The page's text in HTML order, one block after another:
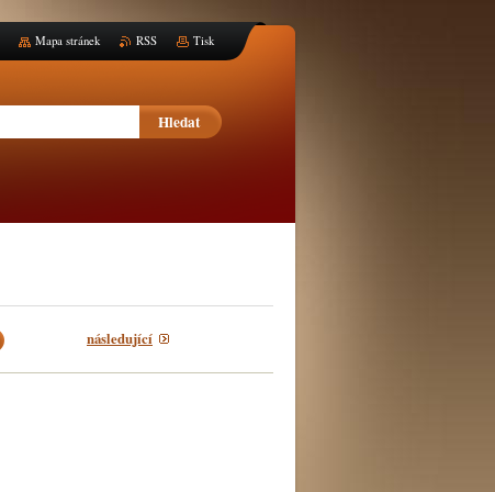
následující
Mapa stránek RSS Tisk